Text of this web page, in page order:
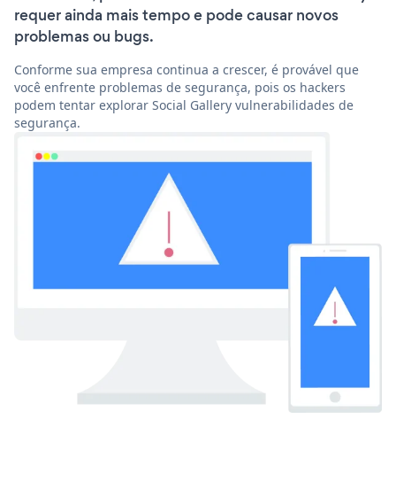
requer ainda mais tempo e pode causar novos
problemas ou bugs.
Conforme sua empresa continua a crescer, é provável que
você enfrente problemas de segurança, pois os hackers
podem tentar explorar Social Gallery vulnerabilidades de
segurança.